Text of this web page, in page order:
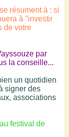
résument à : si
à "investir
de votre
par
la conseille...
un quotidien
signer des
associations
festival de